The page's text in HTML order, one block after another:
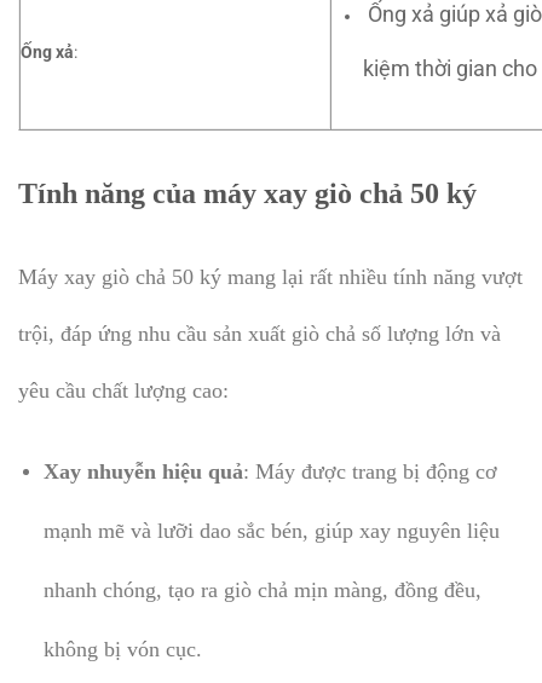
Ống xả:
Ống xả giúp xả
kiệm thời gian
Tính năng của máy xay giò chả 50 ký
Máy xay giò chả 50 ký mang lại rất nhiều tính năng vượt
trội, đáp ứng nhu cầu sản xuất giò chả số lượng lớn và
yêu cầu chất lượng cao:
Xay nhuyễn hiệu quả: Máy được trang bị động cơ
mạnh mẽ và lưỡi dao sắc bén, giúp xay nguyên liệu
nhanh chóng, tạo ra giò chả mịn màng, đồng đều,
không bị vón cục.